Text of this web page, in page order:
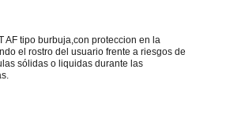
AF tipo burbuja,con proteccion en la
el rostro del usuario frente a riesgos de
sólidas o liquidas durante las